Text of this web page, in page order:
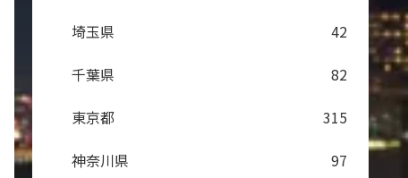
埼玉県
42
千葉県
82
東京都
315
神奈川県
97